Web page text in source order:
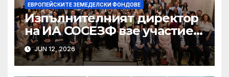
Investigate“
ЕВРОПЕЙСКИТЕ ЗЕМЕДЕЛСКИ ФОНДОВЕ
Изпълнителният директор
на ИА СОСЕЗФ взе участие в
организирана от
Европейската служба за
борба с измамите (OLAF),
JUN 12, 2026